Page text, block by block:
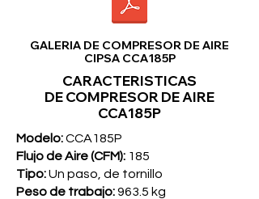
GALERIA DE COMPRESOR DE AIRE
CIPSA CCA185P
CARACTERISTICAS
DECOMPRESOR DE AIRE
CCA185P
Modelo:CCA185P
Flujo de Aire (CFM): 185
Tipo:Un paso, de tornillo
Peso de trabajo:963.5 kg